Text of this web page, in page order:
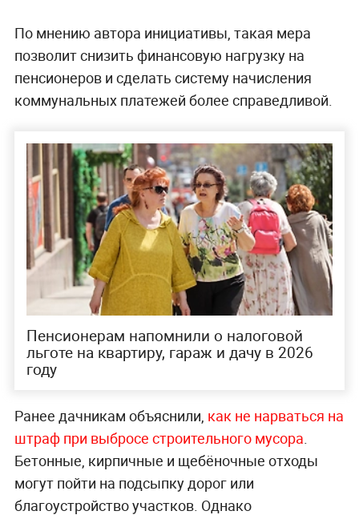
По мнению автора инициативы, такая мера
позволит снизить финансовую нагрузку на
пенсионеров и сделать систему начисления
коммунальных платежей более справедливой.
Пенсионерам напомнили о налоговой
льготе на квартиру, гараж и дачу в 2026
году
Ранее дачникам объяснили, как не нарваться на
штраф при выбросе строительного мусора.
Бетонные, кирпичные и щебёночные отходы
могут пойти на подсыпку дорог или
благоустройство участков. Однако